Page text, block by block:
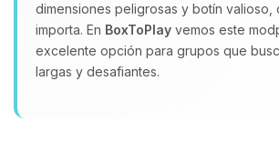
dimensiones peligrosas y botín valioso,
importa. En BoxToPlay vemos este
excelente opción para grupos que
largas y desafiantes.